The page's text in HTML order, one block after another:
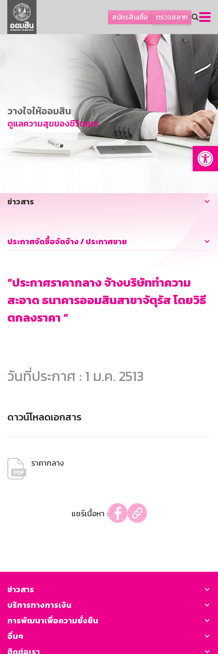
สมัครสินเชื่อ ตรวจสลาก
ลูกค้าธุรกิจ
ลูกค้าผู้ประกอบรายย่อย
การพัฒนาที่ยั่งยืน
ข่าวสาร
บริการทางการเงิน
อื่นๆ
วางใจให้ออมสิน
ดูแลความสุขของชีวิตคุณ
ข่าวสาร
ประกาศจัดซื้อจัดจ้าง / ประกาศขาย
“ประกาศราคากลาง จ้างบริษัททำความ
สะอาด ธนาคารออมสินสาขาจัตุรัส โดยวิธี
ตกลงราคา “
วันที่ประกาศ : 1 ม.ค. 2513
ดาวน์โหลดเอกสาร
ราคากลาง
แชร์เนื้อหา :
ข่าวสาร
บริการทางการเงิน
การพัฒนาเพื่อความยั่งยืน
อื่นๆ